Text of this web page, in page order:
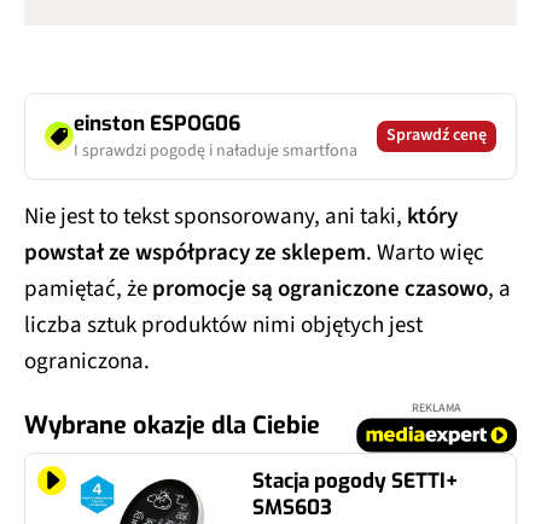
einston ESPOG06
I sprawdzi pogodę i naładuje smartfona
Sprawdź cenę
Nie jest to tekst sponsorowany, ani taki, który
powstał ze współpracy ze sklepem. Warto więc
pamiętać, żepromocje są ograniczone czasowo, a
liczba sztuk produktów nimi objętych jest
ograniczona.
Wybrane okazje dla Ciebie
REKLAMA
Stacja pogody SETTI+
SMS603